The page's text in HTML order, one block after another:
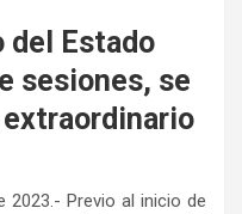
del Estado
sesiones, se
2023.- Previo al inicio de